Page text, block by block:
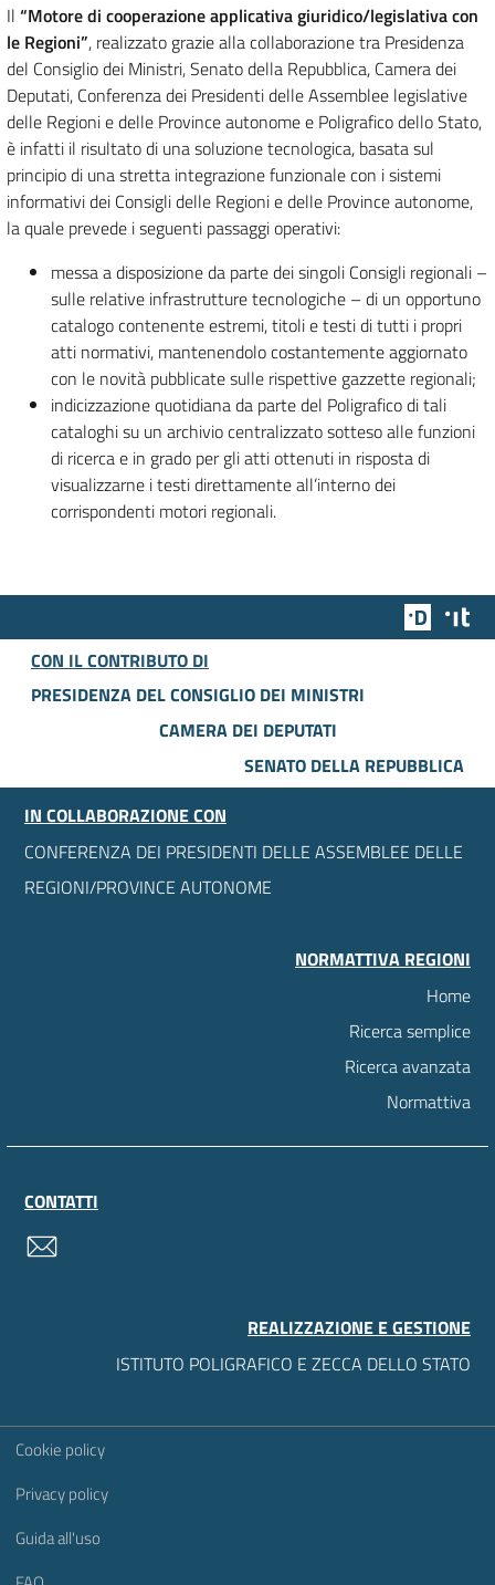
Il “Motore di cooperazione applicativa giuridico/legislativa con
le Regioni”, realizzato grazie alla collaborazione tra Presidenza
del Consiglio dei Ministri, Senato della Repubblica, Camera dei
Deputati, Conferenza dei Presidenti delle Assemblee legislative
delle Regioni e delle Province autonome e Poligrafico dello Stato,
è infatti il risultato di una soluzione tecnologica, basata sul
principio di una stretta integrazione funzionale con i sistemi
informativi dei Consigli delle Regioni e delle Province autonome,
la quale prevede i seguenti passaggi operativi:
messa a disposizione da parte dei singoli Consigli regionali –
sulle relative infrastrutture tecnologiche – di un opportuno
catalogo contenente estremi, titoli e testi di tutti i propri
atti normativi, mantenendolo costantemente aggiornato
con le novità pubblicate sulle rispettive gazzette regionali;
indicizzazione quotidiana da parte del Poligrafico di tali
cataloghi su un archivio centralizzato sotteso alle funzioni
di ricerca e in grado per gli atti ottenuti in risposta di
visualizzarne i testi direttamente all’interno dei
corrispondenti motori regionali.
Team
CON IL CONTRIBUTO DI
PRESIDENZA DEL CONSIGLIO DEI MINISTRI
CAMERA DEI DEPUTATI
SENATO DELLA REPUBBLICA
IN COLLABORAZIONE CON
CONFERENZA DEI PRESIDENTI DELLE ASSEMBLEE DELLE
REGIONI/PROVINCE AUTONOME
NORMATTIVA REGIONI
Home
Ricerca semplice
Ricerca avanzata
Normattiva
CONTATTI
REALIZZAZIONE E GESTIONE
ISTITUTO POLIGRAFICO E ZECCA DELLO STATO
Sezione Link Utili
Cookie policy
Privacy policy
Guida all'uso